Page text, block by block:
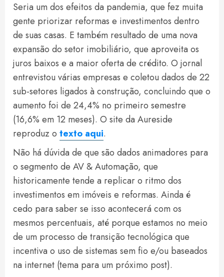
Seria um dos efeitos da pandemia, que fez muita
gente priorizar reformas e investimentos dentro
de suas casas. E também resultado de uma nova
expansão do setor imobiliário, que aproveita os
juros baixos e a maior oferta de crédito. O jornal
entrevistou várias empresas e coletou dados de 22
sub-setores ligados à construção, concluindo que o
aumento foi de 24,4% no primeiro semestre
(16,6% em 12 meses). O site da Aureside
reproduz o texto aqui.
Não há dúvida de que são dados animadores para
o segmento de AV & Automação, que
historicamente tende a replicar o ritmo dos
investimentos em imóveis e reformas. Ainda é
cedo para saber se isso acontecerá com os
mesmos percentuais, até porque estamos no meio
de um processo de transição tecnológica que
incentiva o uso de sistemas sem fio e/ou baseados
na internet (tema para um próximo post).